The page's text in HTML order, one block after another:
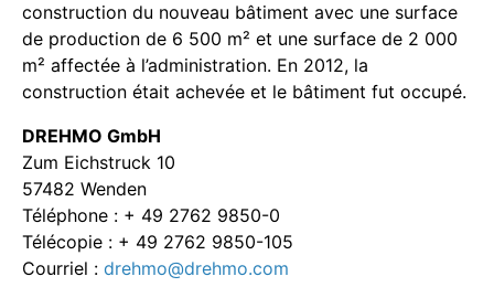
construction du nouveau bâtiment avec une surface
de production de 6 500 m² et une surface de 2 000
m² affectée à l’administration. En 2012, la
construction était achevée et le bâtiment fut occupé.
DREHMO GmbH
Zum Eichstruck 10
57482 Wenden
Téléphone : + 49 2762 9850-0
Télécopie : + 49 2762 9850-105
Courriel : drehmo@drehmo.com